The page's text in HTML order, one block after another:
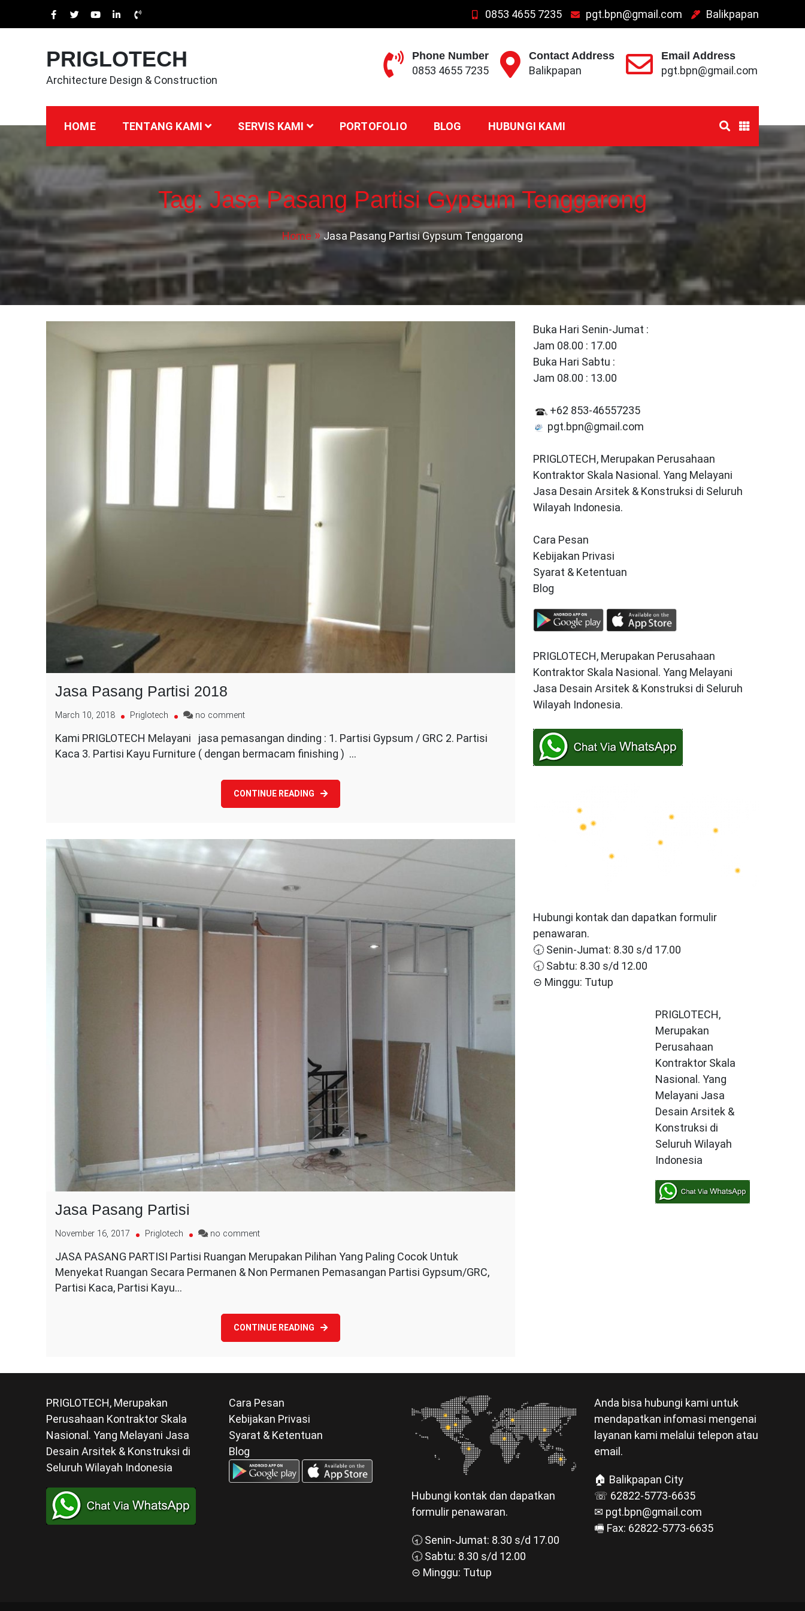
0853 4655 7235 pgt.bpn@gmail.com Balikpapan
PRIGLOTECH
Architecture Design & Construction
Phone Number
0853 4655 7235
Contact Address
Balikpapan
Email Address
pgt.bpn@gmail.com
HOME TENTANG KAMI SERVIS KAMI PORTOFOLIO BLOG HUBUNGI KAMI
Tag: Jasa Pasang Partisi Gypsum Tenggarong
Home Jasa Pasang Partisi Gypsum Tenggarong
Jasa Pasang Partisi 2018
March 10, 2018 Priglotech no commenton
Pasang
Partisi
Kami PRIGLOTECH Melayani jasa pemasangan dinding : 1. Partisi Gypsum / GRC 2. Partisi
Kaca 3. Partisi Kayu Furniture ( dengan bermacam finishing ) …
CONTINUE READING
Jasa Pasang Partisi
November 16, 2017 Priglotech no commenton
Pasang
Partisi
JASA PASANG PARTISI Partisi Ruangan Merupakan Pilihan Yang Paling Cocok Untuk
Menyekat Ruangan Secara Permanen & Non Permanen Pemasangan Partisi Gypsum/GRC,
Partisi Kaca, Partisi Kayu…
CONTINUE READING
Buka Hari Senin-Jumat :
Jam 08.00 : 17.00
Buka Hari Sabtu :
Jam 08.00 : 13.00
+62 853-46557235
pgt.bpn@gmail.com
PRIGLOTECH, Merupakan Perusahaan
Kontraktor Skala Nasional. Yang Melayani
Jasa Desain Arsitek & Konstruksi di Seluruh
Wilayah Indonesia.
Cara Pesan
Kebijakan Privasi
Syarat & Ketentuan
Blog
PRIGLOTECH, Merupakan Perusahaan
Kontraktor Skala Nasional. Yang Melayani
Jasa Desain Arsitek & Konstruksi di Seluruh
Wilayah Indonesia.
Hubungi kontak dan dapatkan formulir
penawaran.
🕣 Senin-Jumat: 8.30 s/d 17.00
🕣 Sabtu: 8.30 s/d 12.00
⊝ Minggu: Tutup
PRIGLOTECH,
Merupakan
Perusahaan
Kontraktor Skala
Nasional. Yang
Melayani Jasa
Desain Arsitek &
Konstruksi di
Seluruh Wilayah
Indonesia
PRIGLOTECH, Merupakan
Perusahaan Kontraktor Skala
Nasional. Yang Melayani Jasa
Desain Arsitek & Konstruksi di
Seluruh Wilayah Indonesia
Cara Pesan
Kebijakan Privasi
Syarat & Ketentuan
Blog
Hubungi kontak dan dapatkan
formulir penawaran.
🕣 Senin-Jumat: 8.30 s/d 17.00
🕣 Sabtu: 8.30 s/d 12.00
⊝ Minggu: Tutup
Anda bisa hubungi kami untuk
mendapatkan infomasi mengenai
layanan kami melalui telepon atau
email.
🏠 Balikpapan City
☏ 62822-5773-6635
✉ pgt.bpn@gmail.com
🖷 Fax: 62822-5773-6635